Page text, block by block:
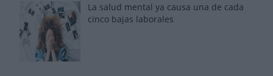
La salud mental ya causa una de cada
cinco bajas laborales